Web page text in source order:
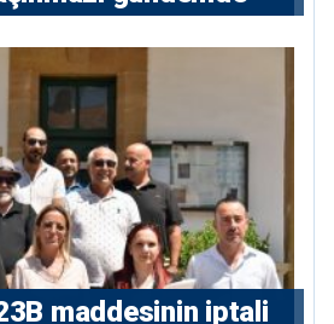
maddesinin iptali